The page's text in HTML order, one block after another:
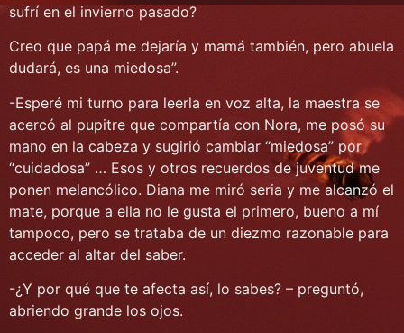
sufrí en el invierno pasado?
Creo que papá me dejaría y mamá también, pero abuela
dudará, es una miedosa”.
-Esperé mi turno para leerla en voz alta, la maestra se
acercó al pupitre que compartía con Nora, me posó su
mano en la cabeza y sugirió cambiar “miedosa” por
“cuidadosa” … Esos y otros recuerdos de juventud me
ponen melancólico. Diana me miró seria y me alcanzó el
mate, porque a ella no le gusta el primero, bueno a mí
tampoco, pero se trataba de un diezmo razonable para
acceder al altar del saber.
-¿Y por qué que te afecta así, lo sabes? – preguntó,
abriendo grande los ojos.